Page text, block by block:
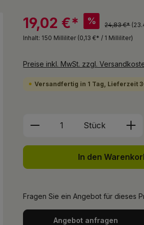
19,02 €* % 24,83 €*
Inhalt: 150 Milliliter (0,13 €* / 1 Milliliter)
Preise inkl. MwSt. zzgl.
Versandfertig in 1 Tag, Lieferzeit
Produkt Anzahl:
Stück
In den
Fragen Sie ein Angebot für dieses
Angebot anfragen